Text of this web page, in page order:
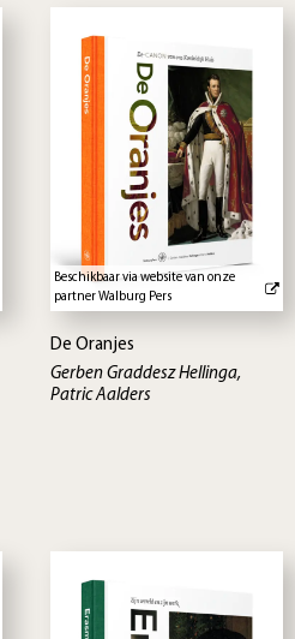
Beschikbaar via website van onze
partner Walburg Pers
De Oranjes
Gerben Graddesz Hellinga,
Patric Aalders